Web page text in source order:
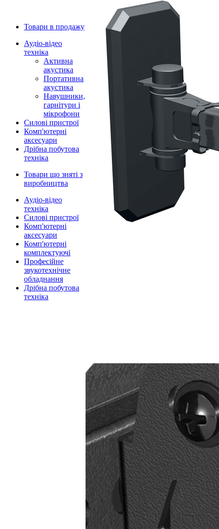
Товари в продажу
Аудіо-відео
техніка
Активна
акустика
Портативна
акустика
Навушники,
гарнітури і
мікрофони
Силові пристрої
Комп'ютерні
аксесуари
Дрібна побутова
техніка
Товари що зняті з
виробництва
Аудіо-відео
техніка
Силові пристрої
Комп'ютерні
аксесуари
Комп'ютерні
комплектуючі
Професійне
звукотехнічне
обладнання
Дрібна побутова
техніка